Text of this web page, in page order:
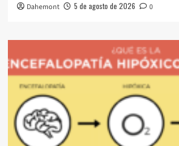
Dahemont 5 de agosto de 2026 0